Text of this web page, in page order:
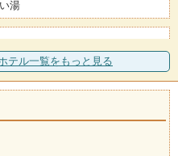
湯
岸沿いの温泉地。発祥は、昭和
ったことから名付けられた温
テル一覧をもっと見る